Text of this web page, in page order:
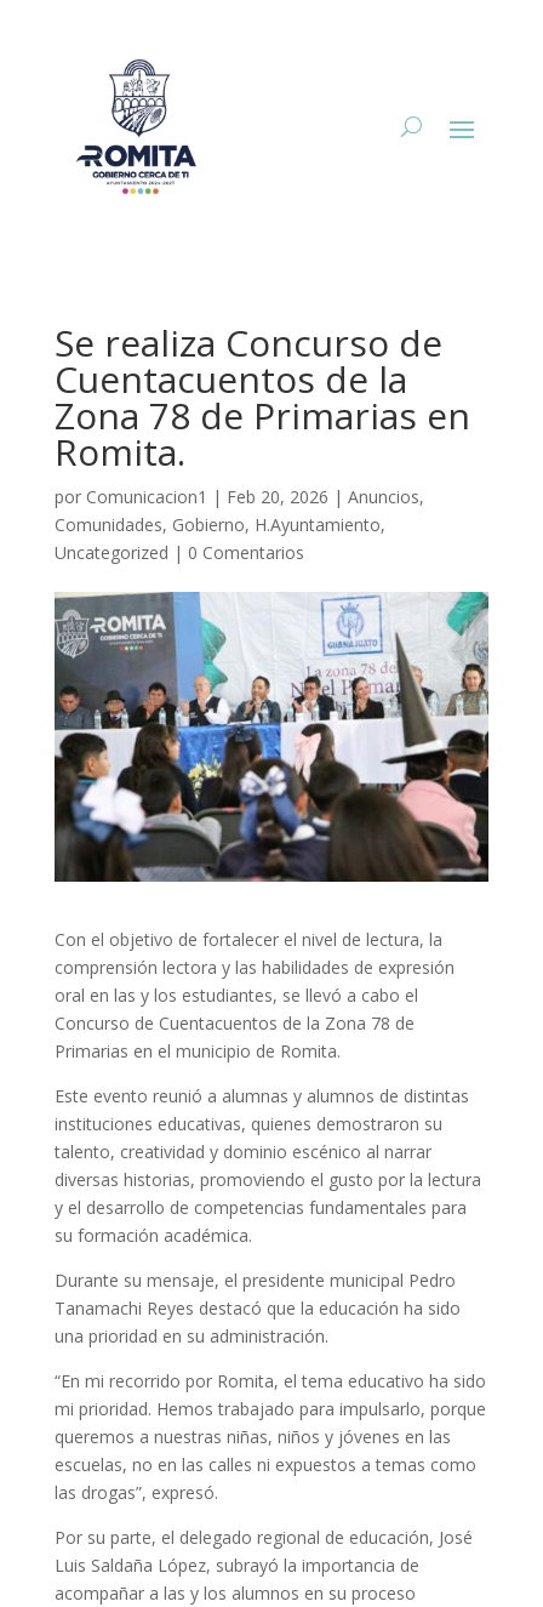
Se realiza Concurso de
Cuentacuentos de la
Zona 78 de Primarias en
Romita.
por Comunicacion1 | Feb 20, 2026 | Anuncios,
Comunidades, Gobierno, H.Ayuntamiento,
Uncategorized | 0 Comentarios
Con el objetivo de fortalecer el nivel de lectura, la
comprensión lectora y las habilidades de expresión
oral en las y los estudiantes, se llevó a cabo el
Concurso de Cuentacuentos de la Zona 78 de
Primarias en el municipio de Romita.
Este evento reunió a alumnas y alumnos de distintas
instituciones educativas, quienes demostraron su
talento, creatividad y dominio escénico al narrar
diversas historias, promoviendo el gusto por la lectura
y el desarrollo de competencias fundamentales para
su formación académica.
Durante su mensaje, el presidente municipal Pedro
Tanamachi Reyes destacó que la educación ha sido
una prioridad en su administración.
“En mi recorrido por Romita, el tema educativo ha sido
mi prioridad. Hemos trabajado para impulsarlo, porque
queremos a nuestras niñas, niños y jóvenes en las
escuelas, no en las calles ni expuestos a temas como
las drogas”, expresó.
Por su parte, el delegado regional de educación, José
Luis Saldaña López, subrayó la importancia de
acompañar a las y los alumnos en su proceso